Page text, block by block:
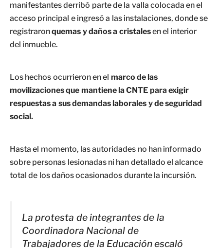
manifestantes derribó parte de la valla colocada en el
acceso principal e ingresó a las instalaciones, donde se
registraronquemas y daños a cristalesen el interior
del inmueble.
Los hechos ocurrieron en el marco de las
movilizaciones que mantiene la CNTE para exigir
respuestas a sus demandas laborales y de seguridad
social.
Hasta el momento, las autoridades no han informado
sobre personas lesionadas ni han detallado el alcance
total de los daños ocasionados durante la incursión.
La protesta de integrantes de la
Coordinadora Nacional de
Trabajadores de la Educación escaló